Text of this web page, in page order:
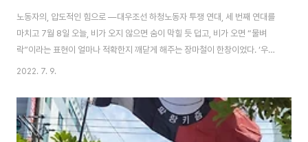
노동자의, 압도적인 힘으로 ―대우조선 하청노동자 투쟁 연대, 세 번째 연대를
마치고 7월 8일 오늘, 비가 오지 않으면 숨이 막힐 듯 덥고, 비가 오면 “물벼
락”이라는 표현이 얼마나 적확한지 깨닫게 해주는 장마철이 한창이었다. ‘우리
들의 상호부조’, 말랑키즘은 이번에도 거제통영고성 조선하청지회(이하 거통
향했다. 대우조선 하청노동자 동지들의 파업은 32일 차에 들어섰고, 부지회장
인 유최안 동지가 스스로를 감금한 투쟁은 17일이나 지속되었다는 이야기다.
그런데도 비는커녕 달아오르는 쇳바닥의 더위조차 피할 수 없는 우리에 갇힌
2022. 7. 9.